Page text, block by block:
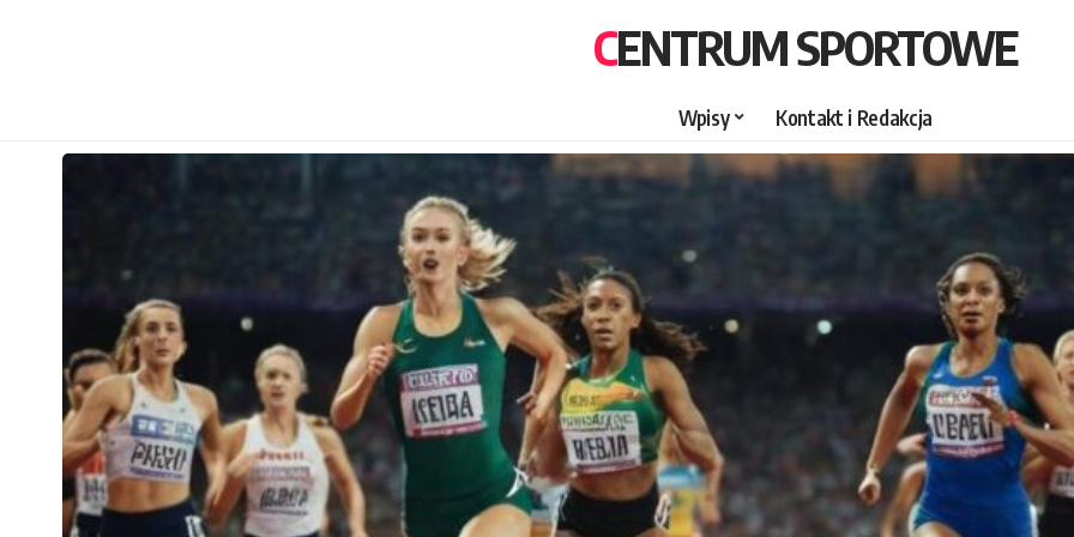
CENTRUM SPORTOWE
Wpisy Kontakt i Redakcja